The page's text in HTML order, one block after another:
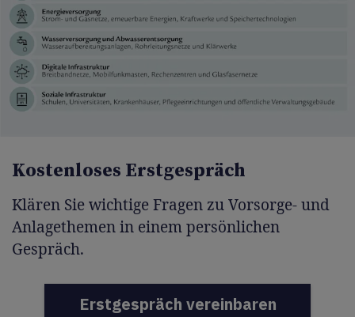
Kostenloses Erstgespräch
Klären Sie wichtige Fragen zu Vorsorge- und
Anlagethemen in einem persönlichen
Gespräch.
Erstgespräch vereinbaren